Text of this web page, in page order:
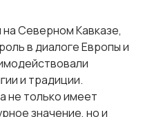
Северном Кавказе,
в диалоге Европы и
и традиции.
не только имеет
значение, но и